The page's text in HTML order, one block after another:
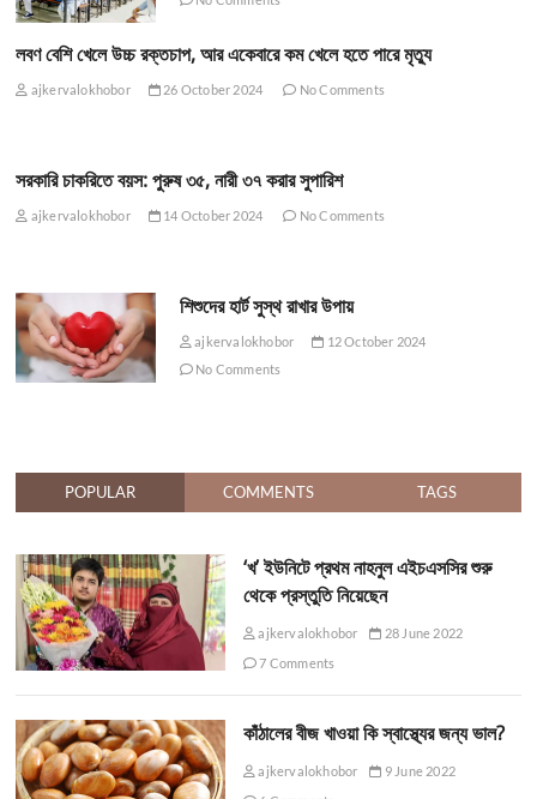
লবণ বেশি খেলে উচ্চ রক্তচাপ, আর একেবারে কম খেলে হতে পারে মৃত্যু
ajkervalokhobor 26 October 2024 No Comments
সরকারি চাকরিতে বয়স: পুরুষ ৩৫, নারী ৩৭ করার সুপারিশ
ajkervalokhobor 14 October 2024 No Comments
শিশুদের হার্ট সুস্থ রাখার উপায়
ajkervalokhobor
12 October 2024
No Comments
POPULAR COMMENTS TAGS
‘খ’ ইউনিটে প্রথম নাহনুল এইচএসসির শুরু
থেকে প্রস্তুতি নিয়েছেন
ajkervalokhobor
28 June 2022
7 Comments
কাঁঠালের বীজ খাওয়া কি স্বাস্থ্যের জন্য ভাল?
ajkervalokhobor
9 June 2022